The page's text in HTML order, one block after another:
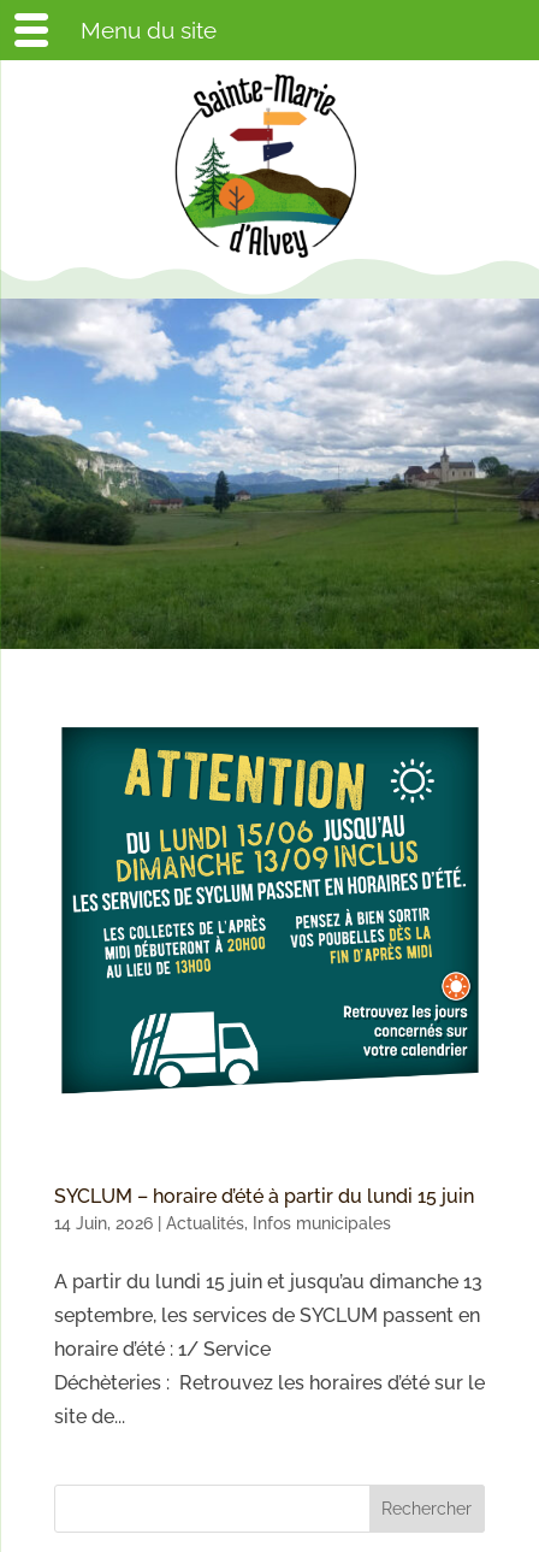
SYCLUM – horaire d’été à partir du lundi 15 juin
14 Juin, 2026| Actualités, Infos municipales
A partir du lundi 15 juin et jusqu’au dimanche 13
septembre, les services de SYCLUM passent en
horaire d’été : 1/ Service
Déchèteries : Retrouvez les horaires d’été sur le
site de...
Menu du site